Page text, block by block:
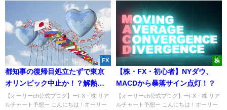
FX
都知事の復帰目処立たずで東京
オリンピック中止か！？解熱剤
がワクチン副反応で品薄に！
【オーリーch公式ブログ】ーFX・株 リア
ルチャート予想ー こんにちは！オーリー
株
【株・FX・初心者】NYダウ、
MACDから暴落サイン点灯！？
【オーリーch公式ブログ】ーFX・株 リア
ルチャート予想ー こんにちは！オーリー